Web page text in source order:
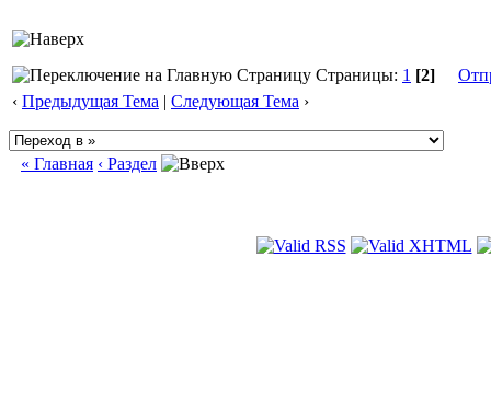
Страницы: 1 [2]
‹ Предыдущая Тема | Следующая Тема ›
« Главная ‹ Раздел